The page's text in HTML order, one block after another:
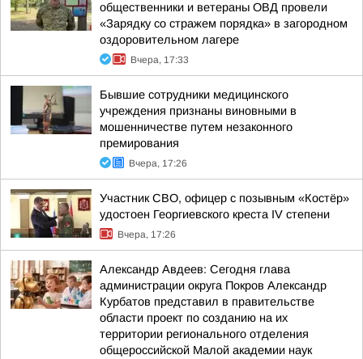
общественники и ветераны ОВД провели
«Зарядку со стражем порядка» в загородном
оздоровительном лагере
Вчера, 17:33
Бывшие сотрудники медицинского
учреждения признаны виновными в
мошенничестве путем незаконного
премирования
Вчера, 17:26
Участник СВО, офицер с позывным «Костёр»
удостоен Георгиевского креста IV степени
Вчера, 17:26
Александр Авдеев: Сегодня глава
администрации округа Покров Александр
Курбатов представил в правительстве
области проект по созданию на их
территории регионального отделения
общероссийской Малой академии наук